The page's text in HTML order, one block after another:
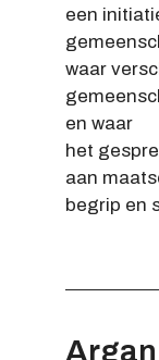
een
waar
en waar
het
aan
begrip en